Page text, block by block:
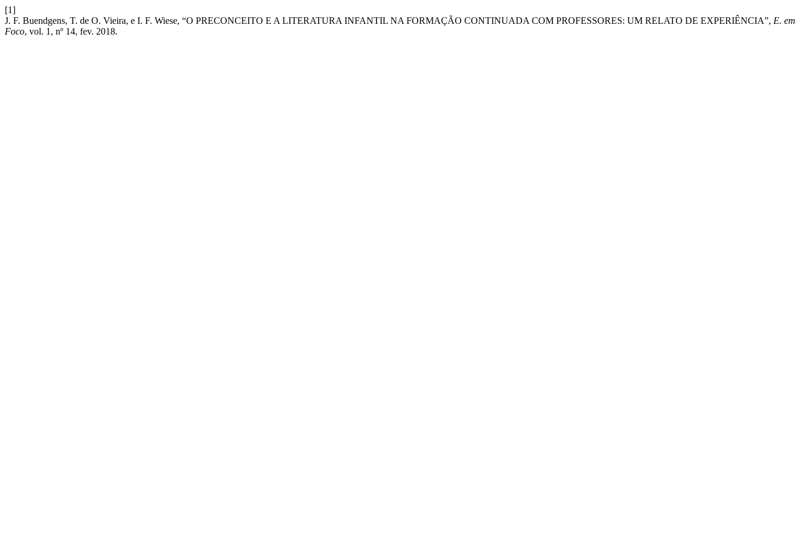
[1]
J. F. Buendgens, T. de O. Vieira, e I. F. Wiese, “O PRECONCEITO E A LITERATURA INFANTIL NA FORMAÇÃO CONTINUADA COM PROFESSORES: UM RELATO DE EXPERIÊNCIA”, E. em
Foco, vol. 1, nº 14, fev. 2018.